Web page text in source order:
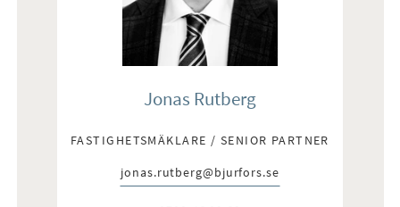
Jonas Rutberg
FASTIGHETSMÄKLARE / SENIOR PARTNER
E-post:
jonas.rutberg@bjurfors.se